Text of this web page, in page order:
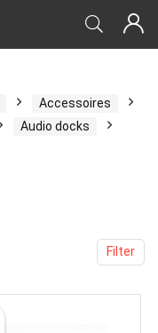
Accessoires
Audio docks
Filter